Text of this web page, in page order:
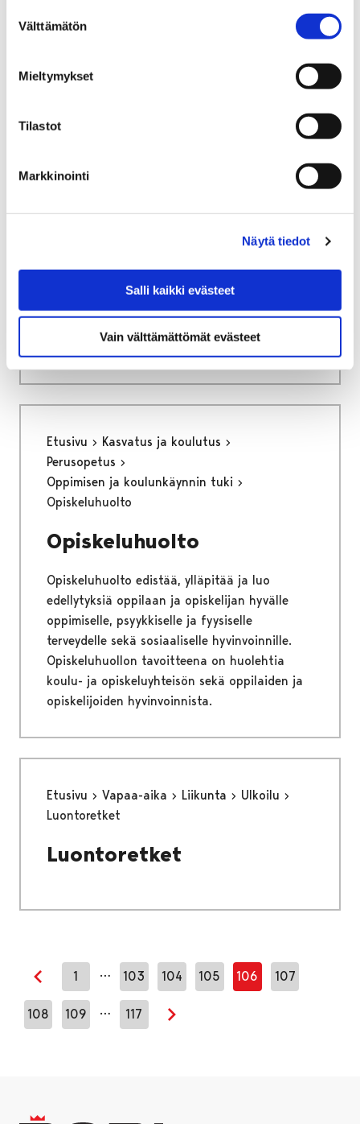
valinta
Välttämätön
Mieltymykset
Tilastot
Markkinointi
Näytä tiedot
Salli kaikki evästeet
Vain välttämättömät evästeet
Etusivu
Toimijat
Liikuntapaikat
Uimahallit ja -rannat
Keskustan uimahalli
Keskustan uimahalli
Etusivu
Kasvatus ja koulutus
Perusopetus
Oppimisen ja koulunkäynnin tuki
Opiskeluhuolto
Opiskeluhuolto
Opiskeluhuolto edistää, ylläpitää ja luo
edellytyksiä oppilaan ja opiskelijan hyvälle
oppimiselle, psyykkiselle ja fyysiselle
terveydelle sekä sosiaaliselle hyvinvoinnille.
Opiskeluhuollon tavoitteena on huolehtia
koulu- ja opiskeluyhteisön sekä oppilaiden ja
opiskelijoiden hyvinvoinnista.
Etusivu Vapaa-aika Liikunta
Ulkoilu
Luontoretket
Luontoretket
Edellinen sivu
1 … 103 104 105 106 107
108 109 … 117
Seuraava sivu